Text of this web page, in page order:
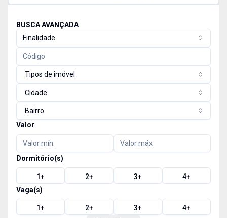
BUSCA AVANÇADA
Finalidade
Tipos de imóvel
Cidade
Bairro
Valor
Dormitório(s)
1+ 2+ 3+ 4+
Vaga(s)
1+ 2+ 3+ 4+